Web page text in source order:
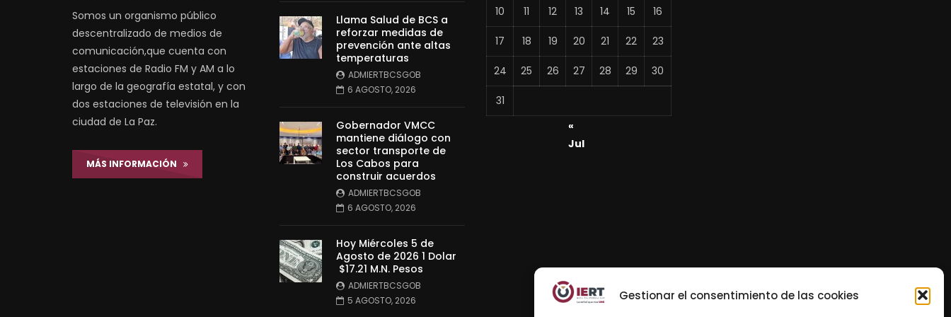
Gestionar el consentimiento de las cookies
Somos un organismo público
descentralizado de medios de
comunicación,que cuenta con
estaciones de Radio FM y AM a lo
largo de la geografía estatal, y con
dos estaciones de televisión en la
ciudad de La Paz.
MÁS INFORMACIÓN
Llama Salud de BCS a
reforzar medidas de
prevención ante altas
temperaturas
ADMIERTBCSGOB
6 AGOSTO, 2026
Gobernador VMCC
mantiene diálogo con
sector transporte de
Los Cabos para
construir acuerdos
ADMIERTBCSGOB
6 AGOSTO, 2026
Hoy Miércoles 5 de
Agosto de 2026 1 Dolar
$17.21 M.N. Pesos
ADMIERTBCSGOB
5 AGOSTO, 2026
10 11 12 13 14 15 16
17 18 19 20 21 22 23
24 25 26 27 28 29 30
31
«
Jul